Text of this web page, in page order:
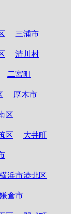
三浦市
清川村
二宮町
厚木市
区
区 大井町
横浜市港北区
鎌倉市